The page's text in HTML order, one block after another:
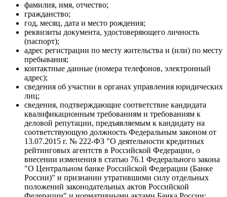
фамилия, имя, отчество;
гражданство;
год, месяц, дата и место рождения;
реквизиты документа, удостоверяющего личность
(паспорт);
адрес регистрации по месту жительства и (или) по месту
пребывания;
контактные данные (номера телефонов, электронный
адрес);
сведения об участии в органах управления юридических
лиц;
сведения, подтверждающие соответствие кандидата
квалификационным требованиям и требованиям к
деловой репутации, предъявляемым к кандидату на
соответствующую должность Федеральным законом от
13.07.2015 г. № 222-ФЗ "О деятельности кредитных
рейтинговых агентств в Российской Федерации, о
внесении изменения в статью 76.1 Федерального закона
"О Центральном банке Российской Федерации (Банке
России)" и признании утратившими силу отдельных
положений законодательных актов Российской